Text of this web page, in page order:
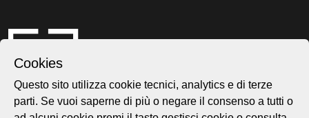
Cookies
Questo sito utilizza cookie tecnici, analytics e di terze
parti. Se vuoi saperne di più o negare il consenso a tutti o